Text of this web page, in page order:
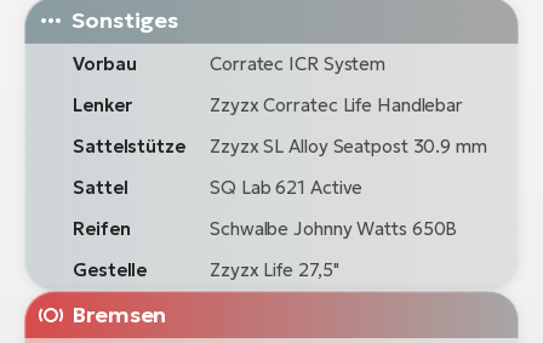
Sonstiges
Vorbau
Corratec ICR System
Lenker
Zzyzx Corratec Life Handlebar
Sattelstütze
Zzyzx SL Alloy Seatpost 30.9 mm
Sattel
SQ Lab 621 Active
Reifen
Schwalbe Johnny Watts 650B
Gestelle
Zzyzx Life 27,5"
Bremsen